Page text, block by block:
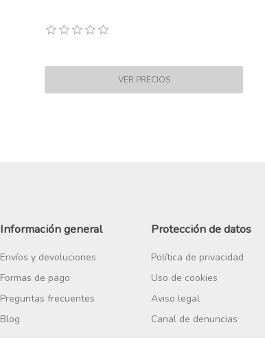
Información general
Envíos y devoluciones
Formas de pago
Preguntas frecuentes
Blog
Protección de datos
Política de privacidad
Uso de cookies
Aviso legal
Canal de denuncias